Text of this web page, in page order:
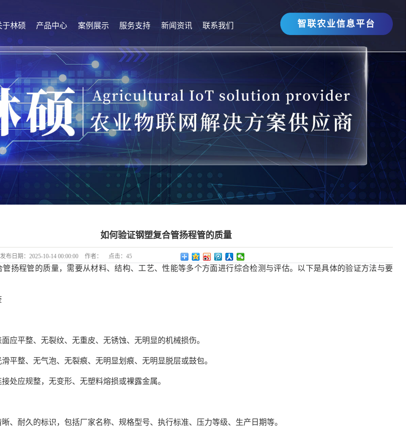
于林硕 产品中心 案例展示 服务支持 新闻资讯 联系我们 智联农业信息平台
如何验证钢塑复合管扬程管的质量
发布日期：2025-10-14 00:00:00 作者： 点击：45
程管的质量，需要从材料、结构、工艺、性能等多个方面进行综合检测与评估。以下是具体的验证方法与要
平整、无裂纹、无重皮、无锈蚀、无明显的机械损伤。
整、无气泡、无裂痕、无明显划痕、无明显脱层或鼓包。
应规整，无变形、无塑料熔损或裸露金属。
耐久的标识，包括厂家名称、规格型号、执行标准、压力等级、生产日期等。